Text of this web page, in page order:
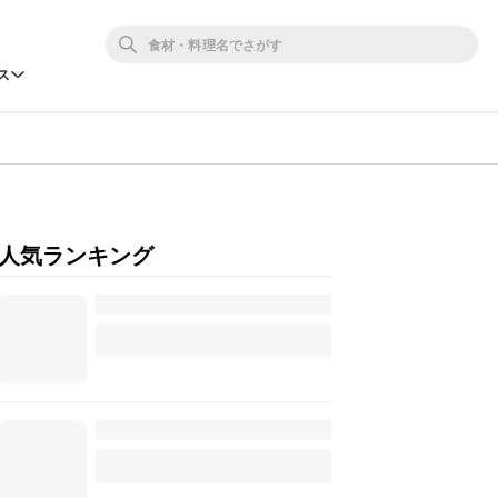
人気ランキング